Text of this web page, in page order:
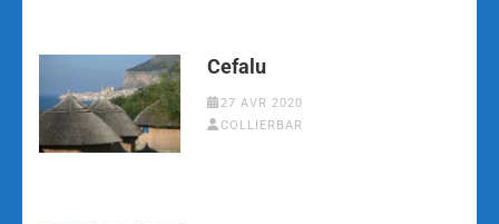
Cefalu
27 AVR 2020
COLLIERBAR